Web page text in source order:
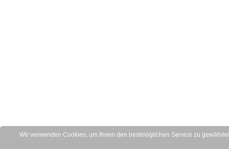
Wir verwenden Cookies, um Ihnen den bestmöglichen Service zu